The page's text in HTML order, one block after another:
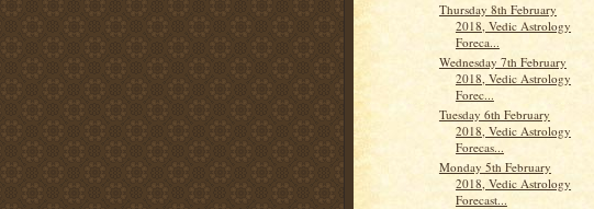
Thursday 8th February
2018, Vedic Astrology
Foreca...
Wednesday 7th February
2018, Vedic Astrology
Forec...
Tuesday 6th February
2018, Vedic Astrology
Forecas...
Monday 5th February
2018, Vedic Astrology
Forecast...